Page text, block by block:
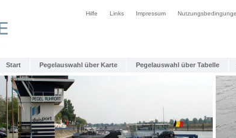
Hilfe Links Impressum
Start Pegelauswahl über Karte Pegelauswahl über Tabelle